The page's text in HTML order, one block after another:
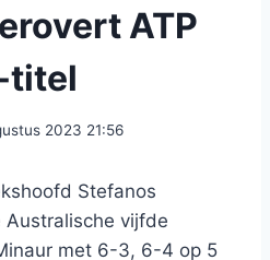
ATP
titel
2023 21:56
Stefanos
vijfde
met 6-3, 6-4 op 5